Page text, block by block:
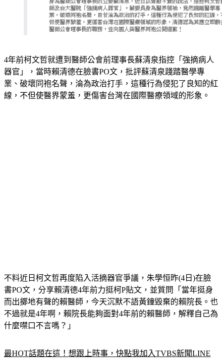
4年前柯文哲就遭到醫師公會前理事長蘇清泉指控「強摘病人
器官」，當時賴清德在臉書PO文，批評蘇清泉踐踏醫學專
業、破壞同袍名聲，淪為政治打手，這種行為侵犯了良知的紅
線，不但使醫界蒙羞，更傷害台灣在國際醫療領域的形象。
不料近日柯文哲再度陷入活摘器官爭議，朱學恒昨(4日)在臉
書PO文，分享賴清德4年前力挺柯P貼文，並質問「當年挺身
而出擲地有聲的賴醫師，今天沉默不語黃鐘毀棄的賴院長。也
不過就是4年啊，賴院長能夠面對4年前的賴醫師，解釋自己為
什麼噤口不言嗎？」
最HOT話題在這！想跟上時事，快點我加入TVBS新聞LINE